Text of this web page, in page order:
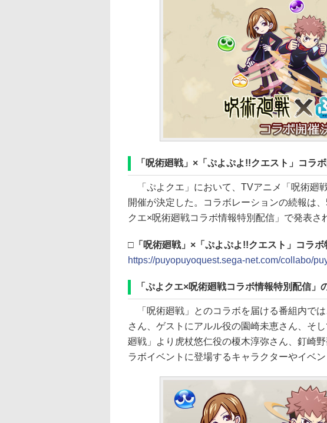
「呪術廻戦」×「ぷよぷよ!!クエスト」コラ
「ぷよクエ」において、TVアニメ「呪術廻
開催が決定した。コラボレーションの続報は
クエ×呪術廻戦コラボ情報特別配信」で発表さ
□「呪術廻戦」×「ぷよぷよ!!クエスト」コラボ
https://puyopuyoquest.sega-net.com/collabo/
「ぷよクエ×呪術廻戦コラボ情報特別配信」
「呪術廻戦」とのコラボを届ける番組内で
さん、ゲストにアルル役の園崎未恵さん、そ
廻戦」より虎杖悠仁役の榎木淳弥さん、釘崎
ラボイベントに登場するキャラクターやイベン